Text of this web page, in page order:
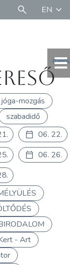
EN
jóga-mozgás
szabadidő
06. 22.
06. 26.
- Art